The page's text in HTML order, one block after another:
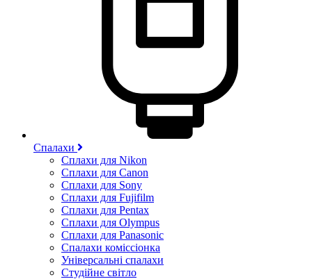
Спалахи
Сплахи для Nikon
Сплахи для Canon
Сплахи для Sony
Сплахи для Fujifilm
Сплахи для Pentax
Сплахи для Olympus
Сплахи для Panasonic
Спалахи коміссіонка
Універсальні спалахи
Студійне світло